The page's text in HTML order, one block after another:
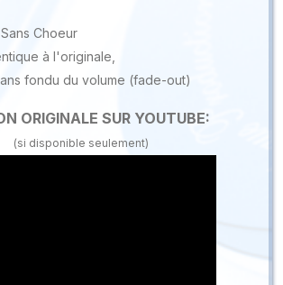
Choeur
à l'originale,
fondu du volume (fade-out)
ORIGINALE SUR YOUTUBE:
(si disponible seulement)